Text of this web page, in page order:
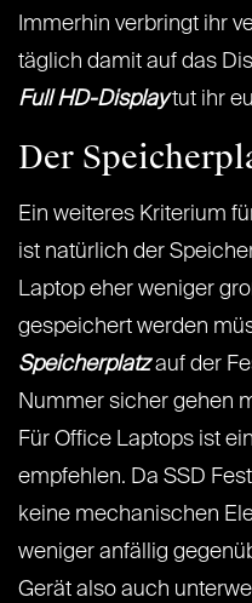
Immerhin verbringt ihr
täglich damit auf das
Full HD-Displaytut ihr
Der
Ein weiteres Kriterium
ist natürlich der
Laptop eher weniger
gespeichert werden
Speicherplatzauf der
Nummer sicher gehen
Für Office Laptops ist
empfehlen. Da SSD
keine mechanischen
weniger anfällig
Gerät also auch